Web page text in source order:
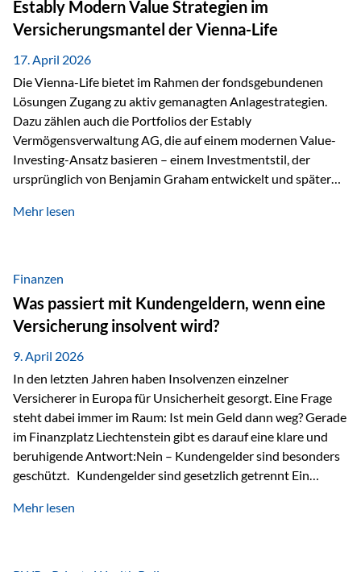
für eine verständliche und…
Estably Modern Value Strategien im
Versicherungsmantel der Vienna-Life
17. April 2026
Die Vienna-Life bietet im Rahmen der fondsgebundenen
Lösungen Zugang zu aktiv gemanagten Anlagestrategien.
Dazu zählen auch die Portfolios der Estably
Vermögensverwaltung AG, die auf einem modernen Value-
Investing-Ansatz basieren – einem Investmentstil, der
ursprünglich von Benjamin Graham entwickelt und später
Modernes Value Investing als Grundlage Der
Fokus stehen Unternehmen, deren Börsenkurs unter ihrem
inneren Wert liegt. Neben klassischen
Bewertungskennzahlen werden auch qualitative Faktoren
wie Geschäftsmodell, Wettbewerbsvorteile und
Managementqualität…
Mehr lesen
Finanzen
Was passiert mit Kundengeldern, wenn eine
Versicherung insolvent wird?
9. April 2026
In den letzten Jahren haben Insolvenzen einzelner
Versicherer in Europa für Unsicherheit gesorgt. Eine Frage
steht dabei immer im Raum: Ist mein Geld dann weg? Gerade
im Finanzplatz Liechtenstein gibt es darauf eine klare und
beruhigende Antwort:Nein – Kundengelder sind besonders
geschützt. Kundengelder sind gesetzlich getrennt Ein
sogenannte Sondermasse. Das bedeutet:Die
Mehr lesen